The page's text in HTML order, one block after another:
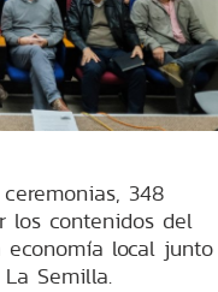
348
los contenidos del
economía local junto
Semilla.